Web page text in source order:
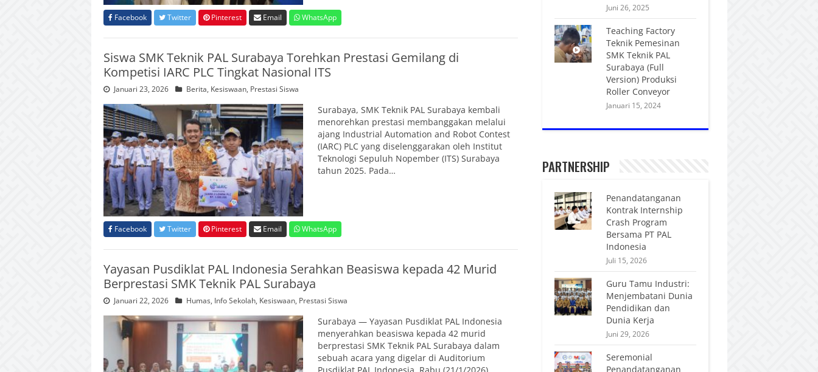
Facebook Twitter Pinterest Email WhatsApp
Siswa SMK Teknik PAL Surabaya Torehkan Prestasi Gemilang di
Kompetisi IARC PLC Tingkat Nasional ITS
Januari 23, 2026 Berita, Kesiswaan, Prestasi Siswa
Surabaya, SMK Teknik PAL Surabaya kembali
menorehkan prestasi membanggakan melalui
ajang Industrial Automation and Robot Contest
(IARC) PLC yang diselenggarakan oleh Institut
Teknologi Sepuluh Nopember (ITS) Surabaya
tahun 2025. Pada…
Facebook Twitter Pinterest Email WhatsApp
Yayasan Pusdiklat PAL Indonesia Serahkan Beasiswa kepada 42 Murid
Berprestasi SMK Teknik PAL Surabaya
Januari 22, 2026 Humas, Info Sekolah, Kesiswaan, Prestasi Siswa
Surabaya — Yayasan Pusdiklat PAL Indonesia
menyerahkan beasiswa kepada 42 murid
berprestasi SMK Teknik PAL Surabaya dalam
sebuah acara yang digelar di Auditorium
Juni 26, 2025
Teaching Factory
Teknik Pemesinan
SMK Teknik PAL
Surabaya (Full
Version) Produksi
Roller Conveyor
Januari 15, 2024
PARTNERSHIP
Penandatanganan
Kontrak Internship
Crash Program
Bersama PT PAL
Indonesia
Juli 15, 2026
Guru Tamu Industri:
Menjembatani Dunia
Pendidikan dan
Dunia Kerja
Juni 29, 2026
Seremonial
Penandatanganan